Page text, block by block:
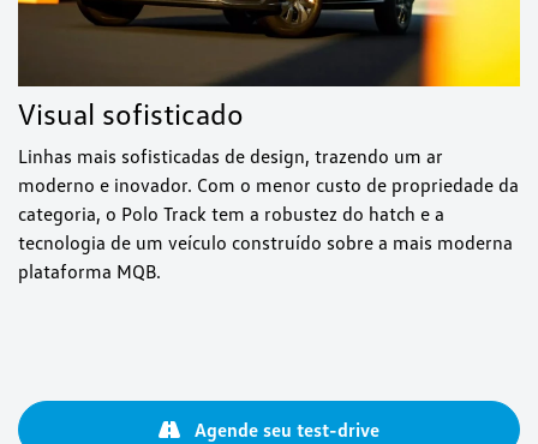
Visual sofisticado
Linhas mais sofisticadas de design, trazendo um ar
moderno e inovador. Com o menor custo de propriedade da
categoria, o Polo Track tem a robustez do hatch e a
tecnologia de um veículo construído sobre a mais moderna
plataforma MQB.
Agende seu test-drive